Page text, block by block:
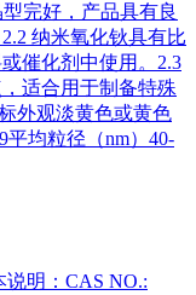
完好，产品具有良
纳米氧化钬具有比
催化剂中使用。2.3
适合用于制备特殊
外观淡黄色或黄色
平均粒径（nm）40-
明：CAS NO.: